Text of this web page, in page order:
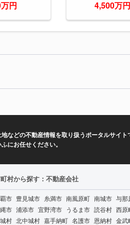
円 4,500万円
などの不動産情報を取り扱うポータルサイト
にお任せください。
村から探す：不動産会社
市 豊見城市 糸満市 南風原町 南城市 与那
市 浦添市 宜野湾市 うるま市 読谷村 西原
村 北中城村 嘉手納町 名護市 恩納村 金武